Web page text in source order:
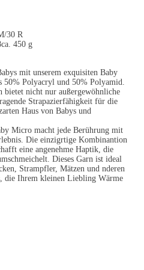
30 R
450 g
mit unserem exquisiten Baby
Polyacryl und 50% Polyamid.
bietet nicht nur außergewöhnliche
Strapazierfähigkeit für die
Haus von Babys und
Micro macht jede Berührung mit
Die einzigrtige Kombinantion
eine angenehme Haptik, die
helt. Dieses Garn ist ideal
Strampfler, Mätzen und nderen
die Ihrem kleinen Liebling Wärme